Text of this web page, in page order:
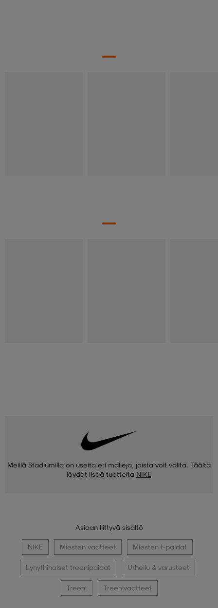
Meillä Stadiumilla on useita eri malleja, joista voit valita. Täältä
löydät lisää tuotteita NIKE
Asiaan liittyvä sisältö
NIKE Miesten vaatteet Miesten t-paidat
Lyhythihaiset treenipaidat Urheilu & varusteet
Treeni Treenivaatteet